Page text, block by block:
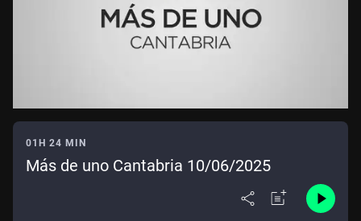
01H 24 MIN
Más de uno Cantabria 10/06/2025